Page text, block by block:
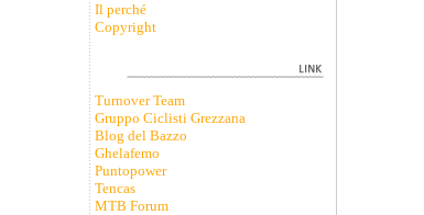
Il perché
Copyright
Turnover Team
Gruppo Ciclisti Grezzana
Blog del Bazzo
Ghelafemo
Puntopower
Tencas
MTB Forum